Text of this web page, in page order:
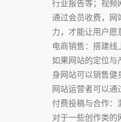
行业报告等；视频
通过会员收费，网
力，才能让用户愿
电商销售：搭建线
如果网站的定位与
身网站可以销售健
网站运营者可以通
付费投稿与合作：
对于一些创作类